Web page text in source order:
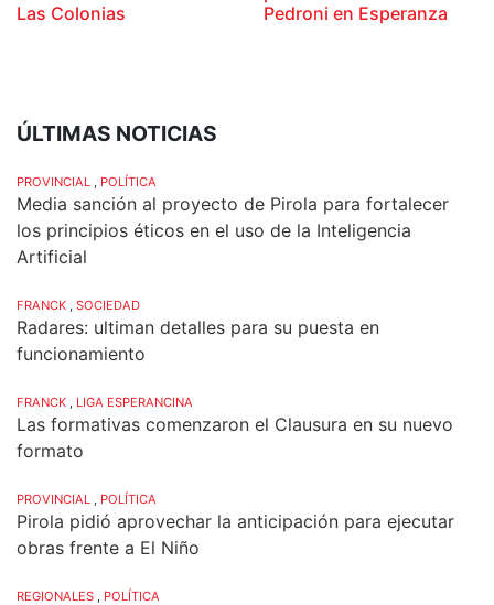
Las Colonias
Pedroni en Esperanza
ÚLTIMAS NOTICIAS
PROVINCIAL , POLÍTICA
Media sanción al proyecto de Pirola para fortalecer
los principios éticos en el uso de la Inteligencia
Artificial
FRANCK , SOCIEDAD
Radares: ultiman detalles para su puesta en
funcionamiento
FRANCK , LIGA ESPERANCINA
Las formativas comenzaron el Clausura en su nuevo
formato
PROVINCIAL , POLÍTICA
Pirola pidió aprovechar la anticipación para ejecutar
obras frente a El Niño
REGIONALES , POLÍTICA